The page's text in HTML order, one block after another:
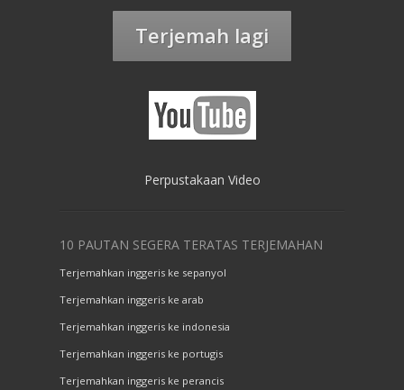
Terjemah lagi
Perpustakaan Video
10 PAUTAN SEGERA TERATAS TERJEMAHAN
Terjemahkan inggeris ke sepanyol
Terjemahkan inggeris ke arab
Terjemahkan inggeris ke indonesia
Terjemahkan inggeris ke portugis
Terjemahkan inggeris ke perancis